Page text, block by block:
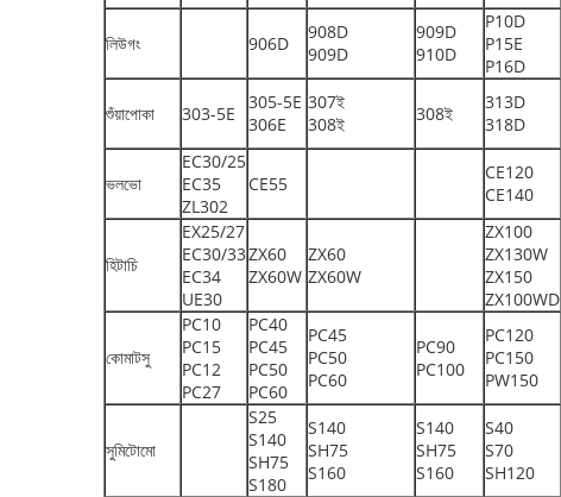
লিউগং 906D
908D
909D
909D
910D
P10D
P15E
P16D
শুঁয়াপোকা 303-5E
305-5E
306E
307ই
308ই
308ই
313D
318D
ভলভো
EC30/25
EC35
ZL302
CE55
CE120
CE140
হিটাচি
EX25/27
EC30/33
EC34
UE30
ZX60
ZX60W
ZX60
ZX60W
ZX100
ZX130W
ZX150
ZX100WD
কোমাটসু
PC10
PC15
PC12
PC27
PC40
PC45
PC50
PC60
PC45
PC50
PC60
PC90
PC100
PC120
PC150
PW150
সুমিটোমো
S25
S140
SH75
S180
S140
SH75
S160
S140
SH75
S160
S40
S70
SH120